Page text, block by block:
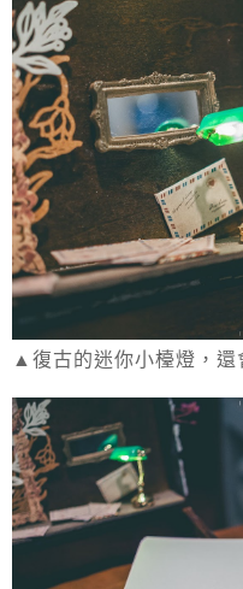
▲復古的迷你小檯燈，還